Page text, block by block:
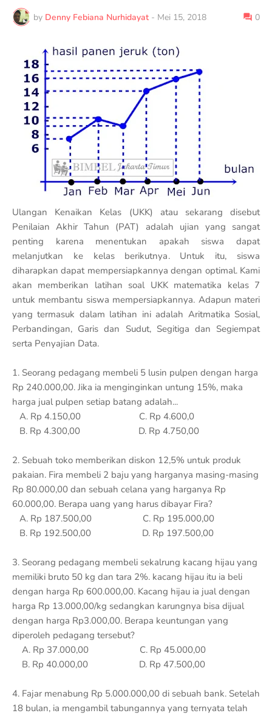
by Denny Febiana Nurhidayat - Mei 15, 2018 0
Ulangan Kenaikan Kelas (UKK) atau sekarang disebut
Penilaian Akhir Tahun (PAT) adalah ujian yang sangat
penting karena menentukan apakah siswa dapat
melanjutkan ke kelas berikutnya. Untuk itu, siswa
diharapkan dapat mempersiapkannya dengan optimal. Kami
akan memberikan latihan soal UKK matematika kelas 7
untuk membantu siswa mempersiapkannya. Adapun materi
yang termasuk dalam latihan ini adalah Aritmatika Sosial,
Perbandingan, Garis dan Sudut, Segitiga dan Segiempat
serta Penyajian Data.
1. Seorang pedagang membeli 5 lusin pulpen dengan harga
Rp 240.000,00. Jika ia menginginkan untung 15%, maka
harga jual pulpen setiap batang adalah...
A. Rp 4.150,00 C. Rp 4.600,0
B. Rp 4.300,00 D. Rp 4.750,00
2. Sebuah toko memberikan diskon 12,5% untuk produk
pakaian. Fira membeli 2 baju yang harganya masing-masing
Rp 80.000,00 dan sebuah celana yang harganya Rp
60.000,00. Berapa uang yang harus dibayar Fira?
A. Rp 187.500,00 C. Rp 195.000,00
B. Rp 192.500,00 D. Rp 197.500,00
3. Seorang pedagang membeli sekalrung kacang hijau yang
memiliki bruto 50 kg dan tara 2%. kacang hijau itu ia beli
dengan harga Rp 600.000,00. Kacang hijau ia jual dengan
harga Rp 13.000,00/kg sedangkan karungnya bisa dijual
dengan harga Rp3.000,00. Berapa keuntungan yang
diperoleh pedagang tersebut?
A. Rp 37.000,00 C. Rp 45.000,00
B. Rp 40.000,00 D. Rp 47.500,00
4. Fajar menabung Rp 5.000.000,00 di sebuah bank. Setelah
18 bulan, ia mengambil tabungannya yang ternyata telah